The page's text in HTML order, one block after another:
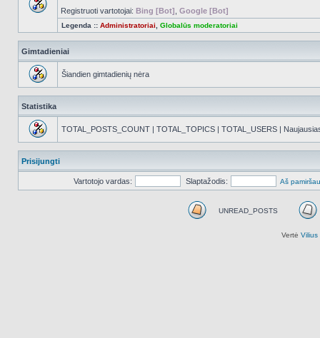
Registruoti vartotojai: Bing [Bot] Google [Bot]
Legenda :: Administratoriai Globalūs moderatoriai
Gimtadieniai
Šiandien gimtadienių nėra
Statistika
TOTAL_POSTS_COUNT | TOTAL_TOPICS | TOTAL_USERS |
Prisijungti
Vartotojo vardas: Slaptažodis: Aš
UNREAD_POSTS
Vertė Vilius